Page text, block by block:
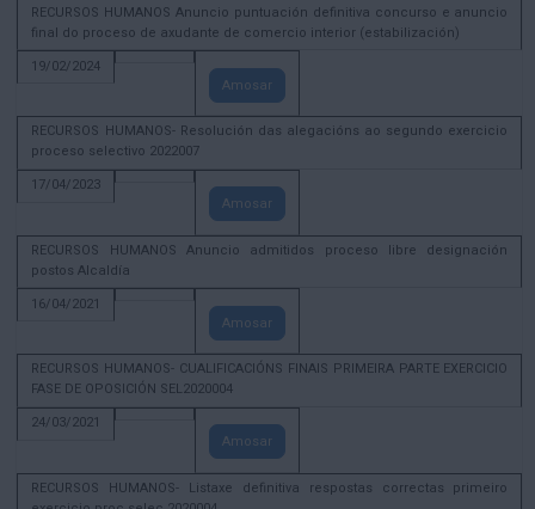
RECURSOS HUMANOS Anuncio puntuación definitiva concurso e anuncio
final do proceso de axudante de comercio interior (estabilización)
19/02/2024
Amosar
RECURSOS HUMANOS- Resolución das alegacións ao segundo exercicio
proceso selectivo 2022007
17/04/2023
Amosar
RECURSOS HUMANOS Anuncio admitidos proceso libre designación
postos Alcaldía
16/04/2021
Amosar
RECURSOS HUMANOS- CUALIFICACIÓNS FINAIS PRIMEIRA PARTE EXERCICIO
FASE DE OPOSICIÓN SEL2020004
24/03/2021
Amosar
RECURSOS HUMANOS- Listaxe definitiva respostas correctas primeiro